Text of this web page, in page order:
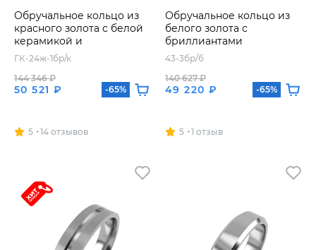
Обручальное кольцо из
красного золота с белой
керамикой и
бриллиантом
ГК-24ж-1бр/к
50 521 ₽
144 346 ₽
-65%
5 14 отзывов
Обручальное кольцо из
белого золота с
бриллиантами
43-3бр/б
49 220 ₽
140 627 ₽
-65%
5 1 отзыв